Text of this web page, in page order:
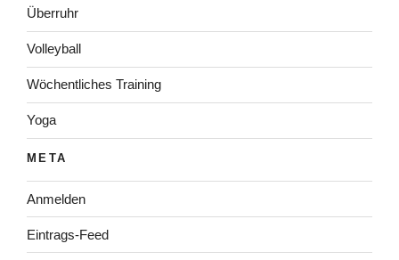
Überruhr
Volleyball
Wöchentliches Training
Yoga
META
Anmelden
Eintrags-Feed